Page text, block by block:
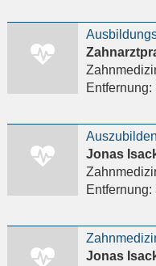
Entfernung:
Jonas
Entfernung:
Jonas